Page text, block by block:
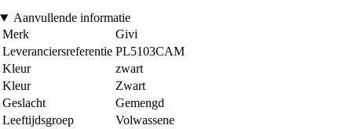
Aanvullende informatie
Merk
Givi
Leveranciersreferentie PL5103CAM
Kleur
zwart
Kleur
Zwart
Geslacht
Gemengd
Leeftijdsgroep
Volwassene